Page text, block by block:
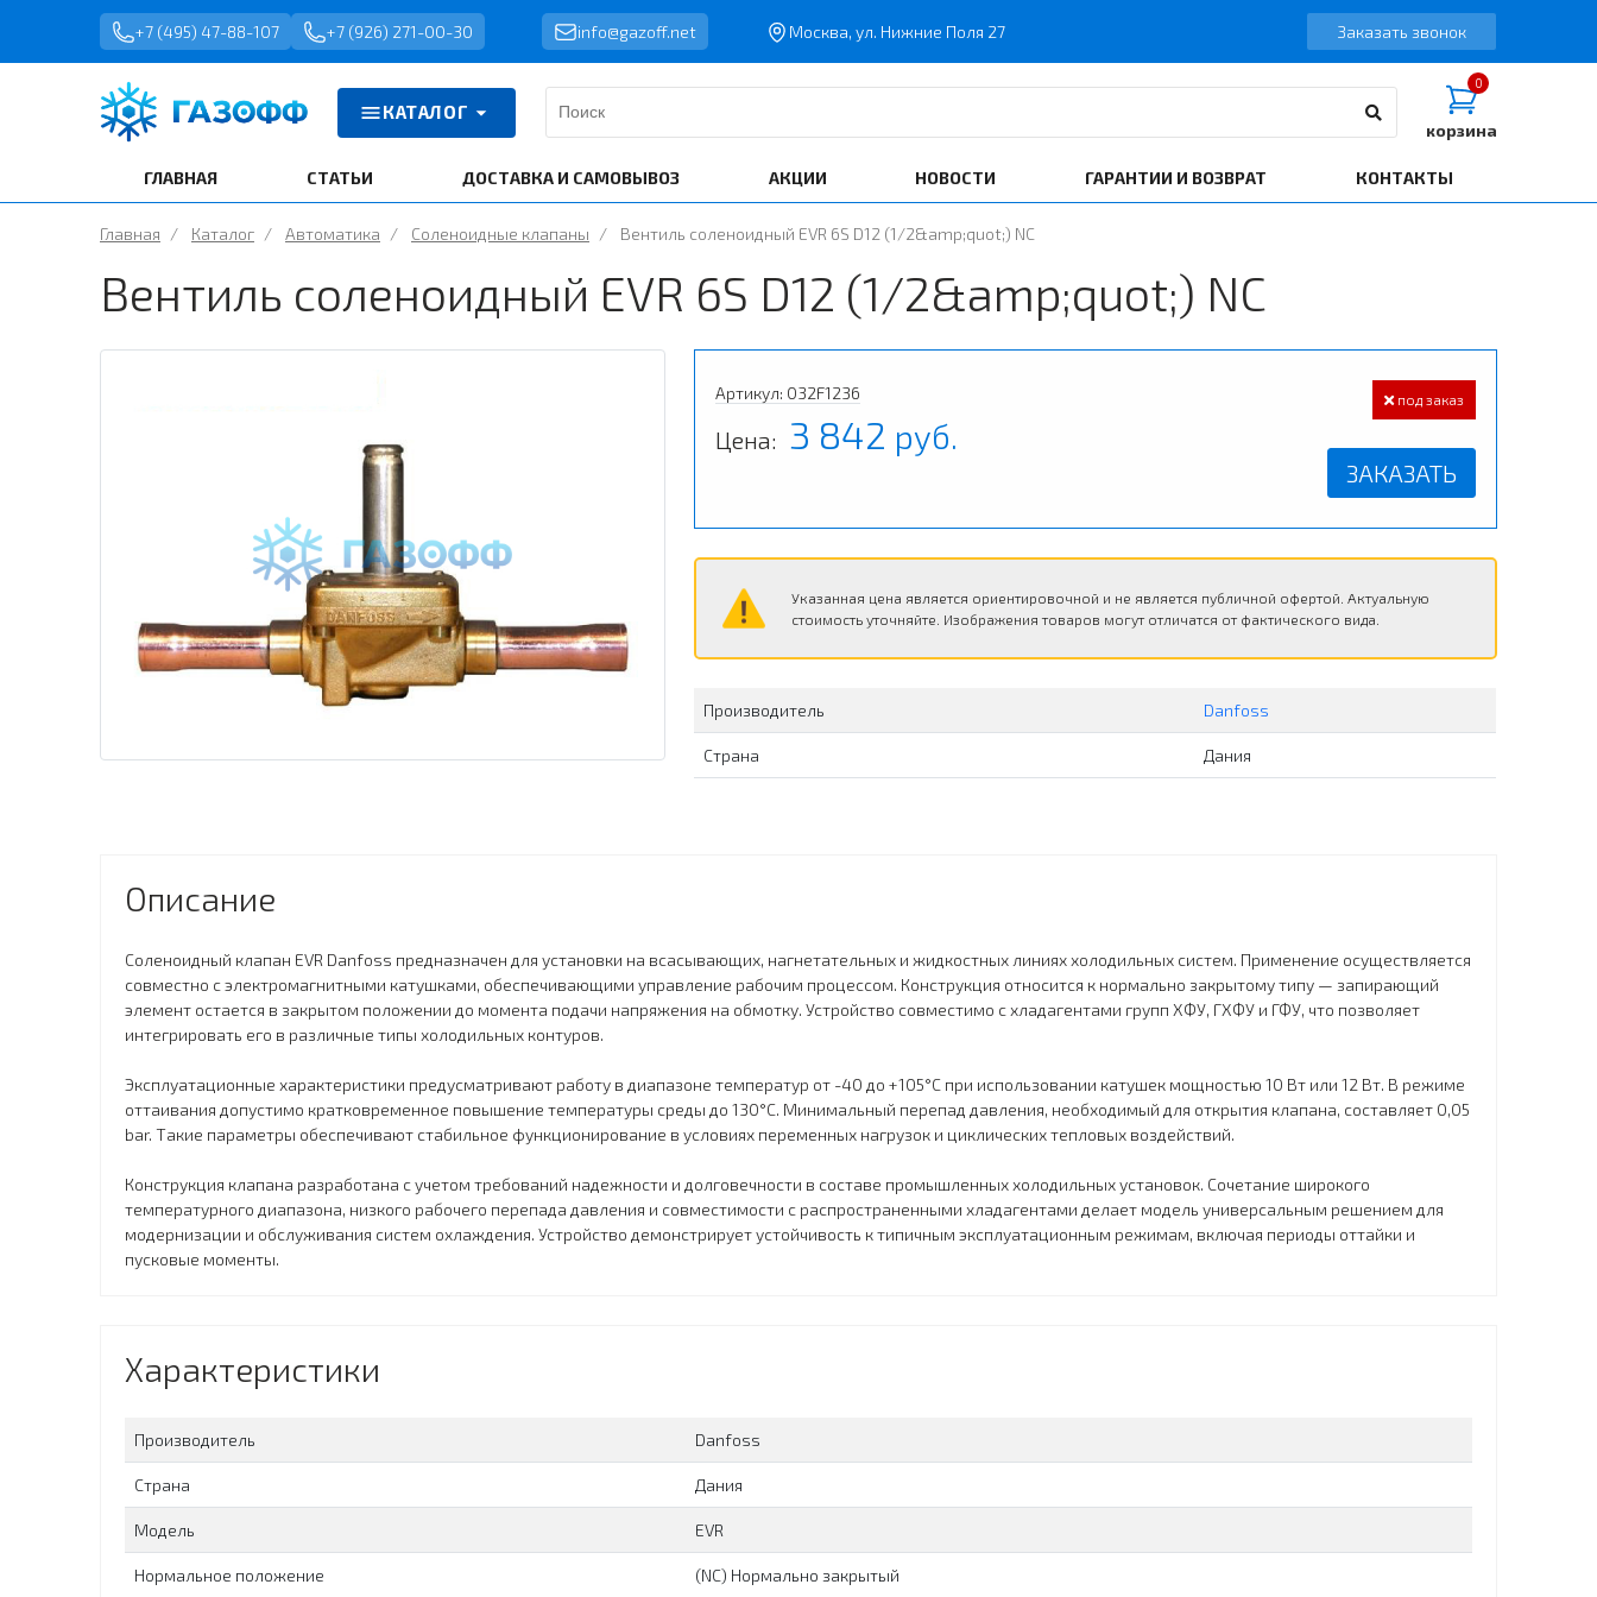
+7 (495) 47-88-107 +7 (926) 271-00-30 info@gazoff.net Москва, ул. Нижние Поля 27 Заказать звонок
КАТАЛОГ
0
корзина
ГЛАВНАЯ СТАТЬИ ДОСТАВКА И САМОВЫВОЗ АКЦИИ НОВОСТИ ГАРАНТИИ И ВОЗВРАТ КОНТАКТЫ
Главная / Каталог / Автоматика / Соленоидные клапаны / Вентиль соленоидный EVR 6S D12 (1/2&amp;quot;) NC
Вентиль соленоидный EVR 6S D12 (1/2&amp;quot;) NC
Артикул: 032F1236
Цена: 3 842 руб.
под заказ
ЗАКАЗАТЬ
Указанная цена является ориентировочной и не является публичной офертой. Актуальную
стоимость уточняйте. Изображения товаров могут отличатся от фактического вида.
Производитель Danfoss
Страна Дания
Описание
Соленоидный клапан EVR Danfoss предназначен для установки на всасывающих, нагнетательных и жидкостных линиях холодильных систем. Применение осуществляется
совместно с электромагнитными катушками, обеспечивающими управление рабочим процессом. Конструкция относится к нормально закрытому типу — запирающий
элемент остается в закрытом положении до момента подачи напряжения на обмотку. Устройство совместимо с хладагентами групп ХФУ, ГХФУ и ГФУ, что позволяет
интегрировать его в различные типы холодильных контуров.
Эксплуатационные характеристики предусматривают работу в диапазоне температур от -40 до +105°C при использовании катушек мощностью 10 Вт или 12 Вт. В режиме
оттаивания допустимо кратковременное повышение температуры среды до 130°C. Минимальный перепад давления, необходимый для открытия клапана, составляет 0,05
bar. Такие параметры обеспечивают стабильное функционирование в условиях переменных нагрузок и циклических тепловых воздействий.
Конструкция клапана разработана с учетом требований надежности и долговечности в составе промышленных холодильных установок. Сочетание широкого
температурного диапазона, низкого рабочего перепада давления и совместимости с распространенными хладагентами делает модель универсальным решением для
модернизации и обслуживания систем охлаждения. Устройство демонстрирует устойчивость к типичным эксплуатационным режимам, включая периоды оттайки и
пусковые моменты.
Характеристики
Производитель Danfoss
Страна Дания
Модель EVR
Нормальное положение (NC) Нормально закрытый